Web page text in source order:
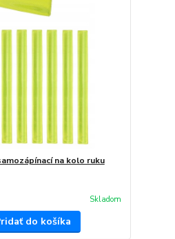
na kolo ruku
Skladom
do košíka